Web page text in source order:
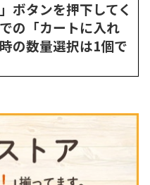
ボタンを押下してく
の「カートに入れ
の数量選択は1個で